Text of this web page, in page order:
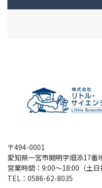
〒494-0001
愛知県一宮市開明字畑添17番
営業時間：9:00～18:00（土日
TEL： 0586-62-8035